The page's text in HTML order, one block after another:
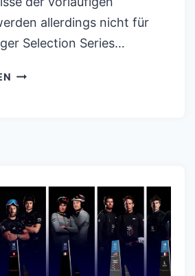
allerdings nicht für
Selection Series…
AMERICA`S
BEREIT
FÜR
VILANOVA